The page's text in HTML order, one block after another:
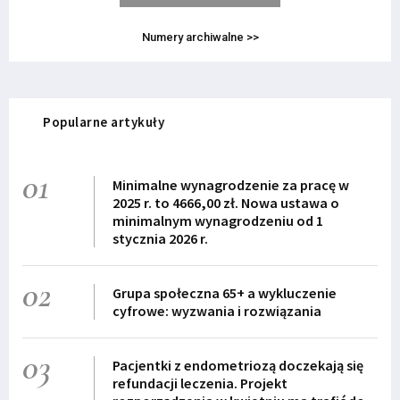
Numery archiwalne >>
Popularne artykuły
01
Minimalne wynagrodzenie za pracę w
2025 r. to 4666,00 zł. Nowa ustawa o
minimalnym wynagrodzeniu od 1
stycznia 2026 r.
02
Grupa społeczna 65+ a wykluczenie
cyfrowe: wyzwania i rozwiązania
03
Pacjentki z endometriozą doczekają się
refundacji leczenia. Projekt